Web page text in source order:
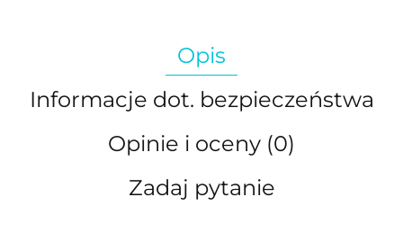
Opis
Informacje dot. bezpieczeństwa
Opinie i oceny (0)
Zadaj pytanie